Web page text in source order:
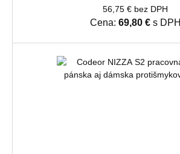
56,75 € bez DPH
Cena: 69,80 €s DPH